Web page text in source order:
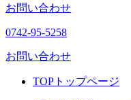
お問い合わせ
0742-95-5258
お問い合わせ
TOP トップページ